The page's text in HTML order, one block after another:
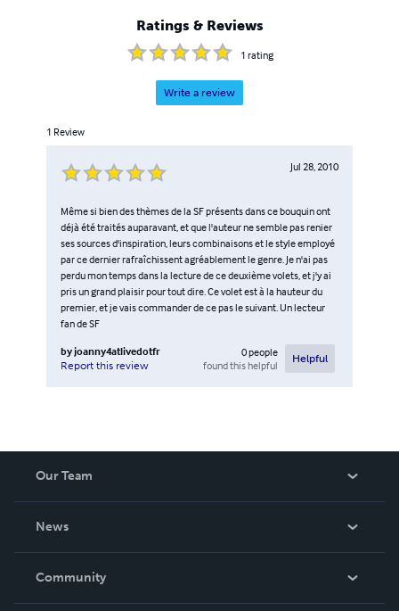
Ratings & Reviews
1 rating
Write a review
1 Review
Jul 28, 2010
Même si bien des thèmes de la SF présents dans ce bouquin ont
déjà été traités auparavant, et que l'auteur ne semble pas renier
ses sources d'inspiration, leurs combinaisons et le style employé
par ce dernier rafraîchissent agréablement le genre. Je n'ai pas
perdu mon temps dans la lecture de ce deuxième volets, et j'y ai
pris un grand plaisir pour tout dire. Ce volet est à la hauteur du
premier, et je vais commander de ce pas le suivant. Un lecteur
fan de SF
byjoanny4atlivedotfr
Report this review
0people
found this helpful
Helpful
Our Team
News
In The News
Community